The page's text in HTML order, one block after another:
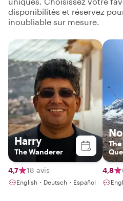
disponibilités et réservez
inoubliable sur mesure.
Harry
The Wanderer
4,7 18 avis
English・Deutsch・Español
4,8